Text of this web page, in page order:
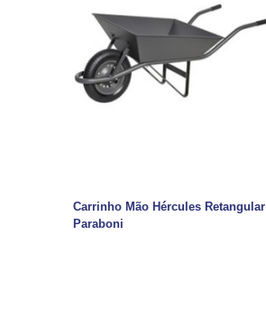
Carrinho Mão Hércules Retangular
Paraboni